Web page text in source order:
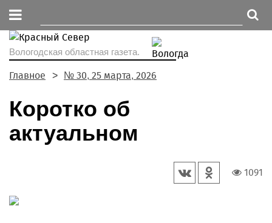
Вологодская областная газета.
Главное № 30, 25 марта, 2026
Коротко об
актуальном
1091